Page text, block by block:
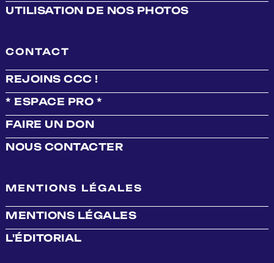
UTILISATION DE NOS PHOTOS
CONTACT
REJOINS CCC !
* ESPACE PRO *
FAIRE UN DON
NOUS CONTACTER
MENTIONS LÉGALES
MENTIONS LÉGALES
L'ÉDITORIAL